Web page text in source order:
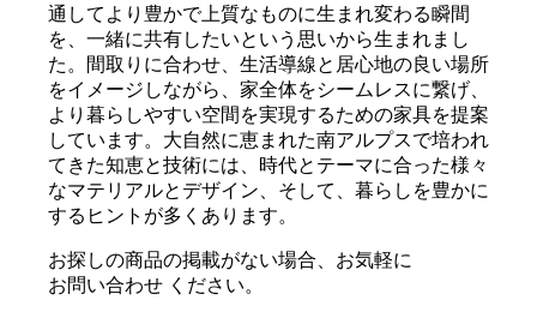
通してより豊かで上質なものに生まれ変わる瞬間
を、一緒に共有したいという思いから生まれまし
た。間取りに合わせ、生活導線と居心地の良い場所
をイメージしながら、家全体をシームレスに繋げ、
より暮らしやすい空間を実現するための家具を提案
しています。大自然に恵まれた南アルプスで培われ
てきた知恵と技術には、時代とテーマに合った様々
なマテリアルとデザイン、そして、暮らしを豊かに
するヒントが多くあります。
お探しの商品の掲載がない場合、お気軽に
お問い合わせ ください。